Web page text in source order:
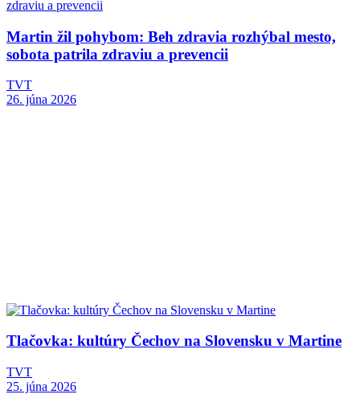
Martin žil pohybom: Beh zdravia rozhýbal mesto,
sobota patrila zdraviu a prevencii
TVT
26. júna 2026
Tlačovka: kultúry Čechov na Slovensku v Martine
TVT
25. júna 2026